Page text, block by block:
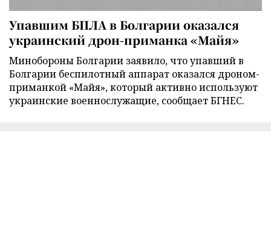
Упавшим БПЛА в Болгарии оказался
украинский дрон-приманка «Майя»
Минобороны Болгарии заявило, что упавший в
Болгарии беспилотный аппарат оказался дроном-
приманкой «Майя», который активно используют
украинские военнослужащие, сообщает БГНЕС.